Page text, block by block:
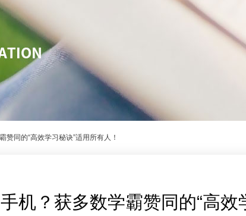
同的“高效学习秘诀”适用所有人！
机？获多数学霸赞同的“高效